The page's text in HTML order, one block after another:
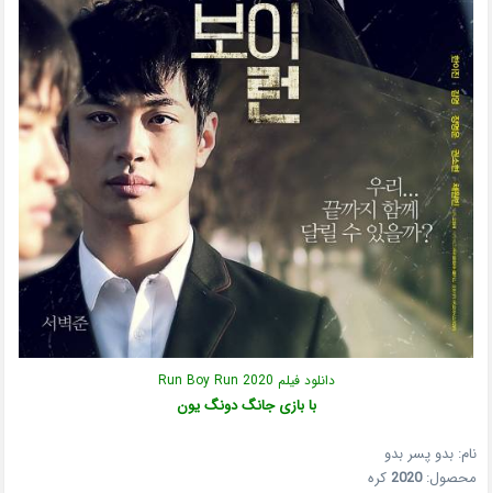
دانلود فیلم Run Boy Run 2020
با بازی جانگ دونگ یون
نام: بدو پسر بدو
محصول:2020 کره